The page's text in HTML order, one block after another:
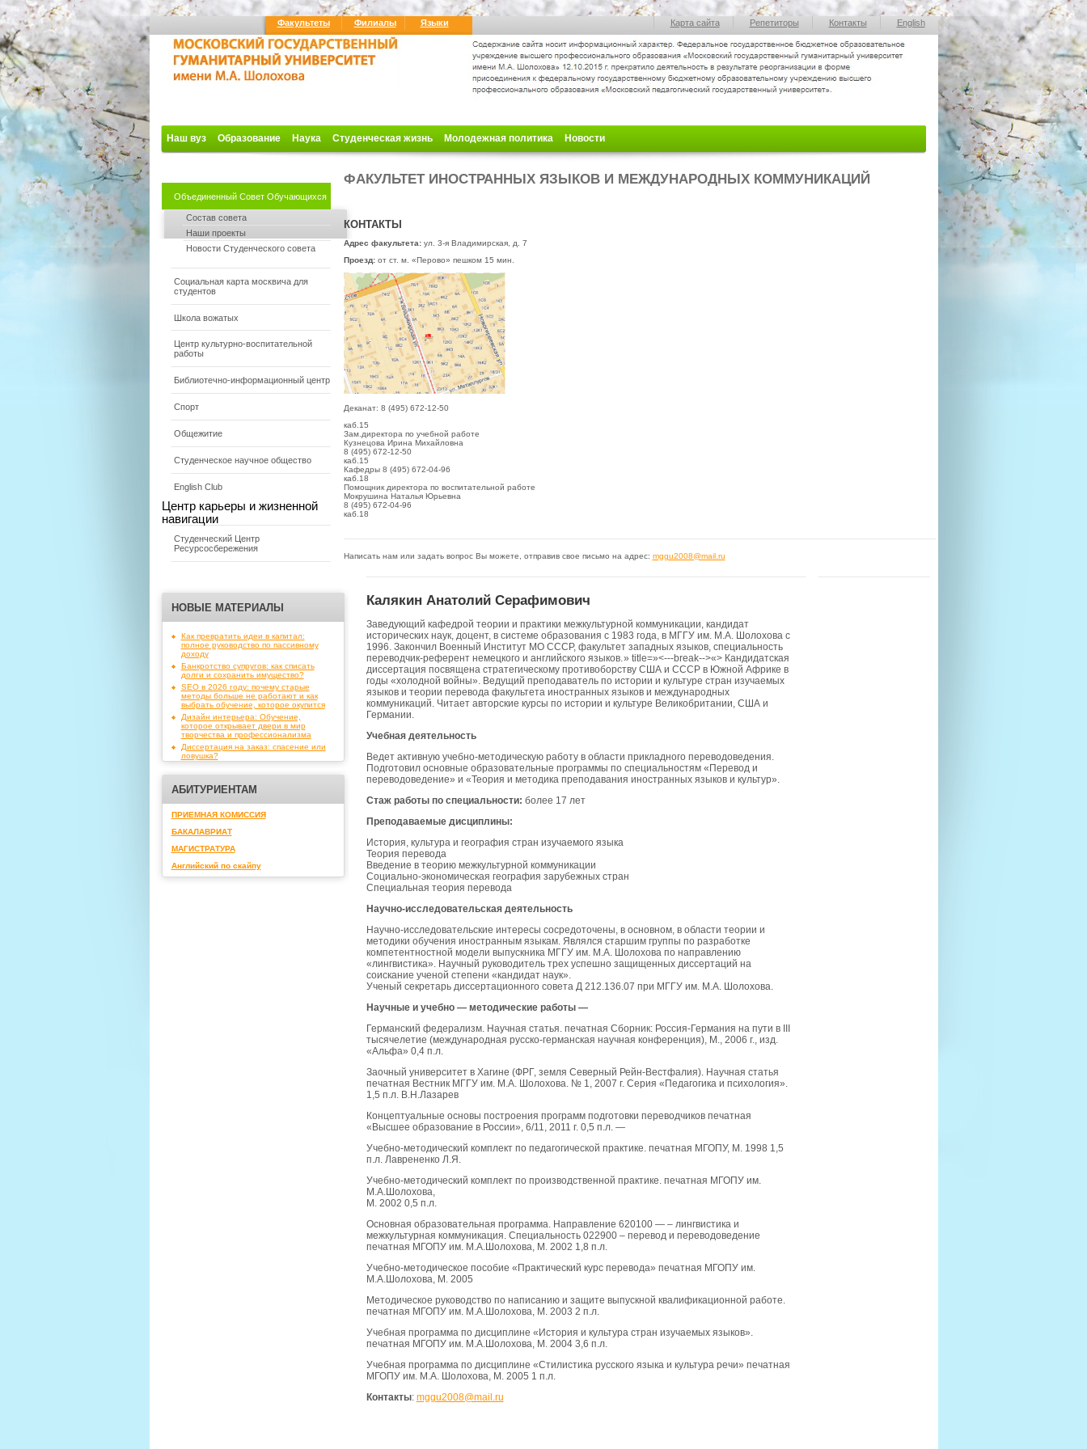
Факультеты Филиалы Языки Карта сайта Репетиторы Контакты English
Наш вуз Образование Наука Студенческая жизнь Молодежная политика Новости
Объединенный Совет Обучающихся
Состав совета
Наши проекты
Новости Студенческого совета
Социальная карта москвича для
студентов
Школа вожатых
Центр культурно-воспитательной
работы
Библиотечно-информационный центр
Спорт
Общежитие
Студенческое научное общество
English Club
Центр карьеры и жизненной
навигации
Студенческий Центр
Ресурсосбережения
НОВЫЕ МАТЕРИАЛЫ
Как превратить идеи в капитал:
полное руководство по пассивному
доходу
Банкротство супругов: как списать
долги и сохранить имущество?
SEO в 2026 году: почему старые
методы больше не работают и как
выбрать обучение, которое окупится
Дизайн интерьера: Обучение,
которое открывает двери в мир
творчества и профессионализма
Диссертация на заказ: спасение или
ловушка?
АБИТУРИЕНТАМ
ПРИЕМНАЯ КОМИССИЯ
БАКАЛАВРИАТ
МАГИСТРАТУРА
Английский по скайпу
ФАКУЛЬТЕТ ИНОСТРАННЫХ ЯЗЫКОВ И МЕЖДУНАРОДНЫХ КОММУНИКАЦИЙ
КОНТАКТЫ
Адрес факультета: ул. 3-я Владимирская, д. 7
Проезд: от ст. м. «Перово» пешком 15 мин.
Деканат: 8 (495) 672-12-50
каб.15
Зам.директора по учебной работе
Кузнецова Ирина Михайловна
8 (495) 672-12-50
каб.15
Кафедры 8 (495) 672-04-96
каб.18
Помощник директора по воспитательной работе
Мокрушина Наталья Юрьевна
8 (495) 672-04-96
каб.18
Написать нам или задать вопрос Вы можете, отправив свое письмо на адрес: mggu2008@mail.ru
Калякин Анатолий Серафимович
Заведующий кафедрой теории и практики межкультурной коммуникации, кандидат
исторических наук, доцент, в системе образования с 1983 года, в МГГУ им. М.А. Шолохова с
1996. Закончил Военный Институт МО СССР, факультет западных языков, специальность
переводчик-референт немецкого и английского языков.» title=»<---break-->«> Кандидатская
диссертация посвящена стратегическому противоборству США и СССР в Южной Африке в
годы «холодной войны». Ведущий преподаватель по истории и культуре стран изучаемых
языков и теории перевода факультета иностранных языков и международных
коммуникаций. Читает авторские курсы по истории и культуре Великобритании, США и
Германии.
Учебная деятельность
Ведет активную учебно-методическую работу в области прикладного переводоведения.
Подготовил основные образовательные программы по специальностям «Перевод и
переводоведение» и «Теория и методика преподавания иностранных языков и культур».
Cтаж работы по специальности: более 17 лет
Преподаваемые дисциплины:
История, культура и география стран изучаемого языка
Теория перевода
Введение в теорию межкультурной коммуникации
Социально-экономическая география зарубежных стран
Специальная теория перевода
Научно-исследовательская деятельность
Научно-исследовательские интересы сосредоточены, в основном, в области теории и
методики обучения иностранным языкам. Являлся старшим группы по разработке
компетентностной модели выпускника МГГУ им. М.А. Шолохова по направлению
«лингвистика». Научный руководитель трех успешно защищенных диссертаций на
соискание ученой степени «кандидат наук».
Ученый секретарь диссертационного совета Д 212.136.07 при МГГУ им. М.А. Шолохова.
Научные и учебно — методические работы —
Германский федерализм. Научная статья. печатная Сборник: Россия-Германия на пути в III
тысячелетие (международная русско-германская научная конференция), М., 2006 г., изд.
«Альфа» 0,4 п.л.
Заочный университет в Хагине (ФРГ, земля Северный Рейн-Вестфалия). Научная статья
печатная Вестник МГГУ им. М.А. Шолохова. № 1, 2007 г. Серия «Педагогика и психология».
1,5 п.л. В.Н.Лазарев
Концептуальные основы построения программ подготовки переводчиков печатная
«Высшее образование в России», 6/11, 2011 г. 0,5 п.л. —
Учебно-методический комплект по педагогической практике. печатная МГОПУ, М. 1998 1,5
п.л. Лаврененко Л.Я.
Учебно-методический комплект по производственной практике. печатная МГОПУ им.
М.А.Шолохова,
М. 2002 0,5 п.л.
Основная образовательная программа. Направление 620100 — – лингвистика и
межкультурная коммуникация. Специальность 022900 – перевод и переводоведение
печатная МГОПУ им. М.А.Шолохова, М. 2002 1,8 п.л.
Учебно-методическое пособие «Практический курс перевода» печатная МГОПУ им.
М.А.Шолохова, М. 2005
Методическое руководство по написанию и защите выпускной квалификационной работе.
печатная МГОПУ им. М.А.Шолохова, М. 2003 2 п.л.
Учебная программа по дисциплине «История и культура стран изучаемых языков».
печатная МГОПУ им. М.А.Шолохова, М. 2004 3,6 п.л.
Учебная программа по дисциплине «Стилистика русского языка и культура речи» печатная
МГОПУ им. М.А. Шолохова, М. 2005 1 п.л.
Контакты: mggu2008@mail.ru